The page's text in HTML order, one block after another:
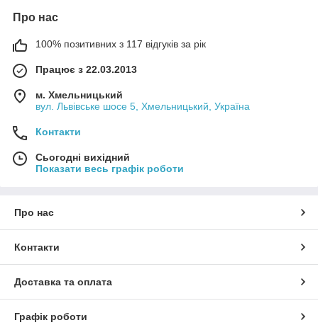
Про нас
100% позитивних з 117 відгуків за рік
Працює з 22.03.2013
м. Хмельницький
вул. Львівське шосе 5, Хмельницький, Україна
Контакти
Сьогодні вихідний
Показати весь графік роботи
Про нас
Контакти
Доставка та оплата
Графік роботи